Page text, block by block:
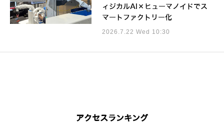
ィジカルAI×ヒューマノイドでス
マートファクトリー化
2026.7.22 Wed 10:30
アクセスランキング